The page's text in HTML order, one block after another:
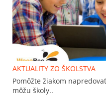
AKTUALITY ZO ŠKOLSTVA
Pomôžte žiakom
môžu školy..